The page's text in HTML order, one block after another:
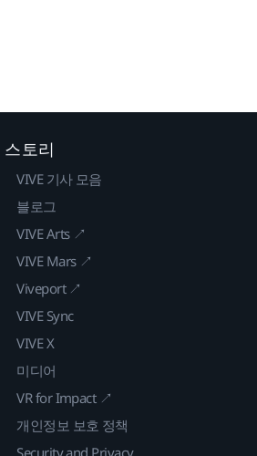
스토리
VIVE 기사 모음
블로그
VIVE Arts ↗
VIVE Mars ↗
Viveport ↗
VIVE Sync
VIVE X
미디어
VR for Impact ↗
개인정보 보호 정책